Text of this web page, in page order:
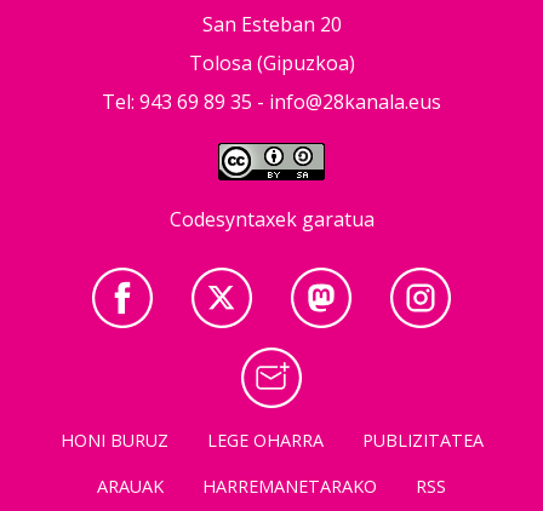
San Esteban 20
Tolosa (Gipuzkoa)
Tel: 943 69 89 35 - info@28kanala.eus
Codesyntaxek garatua
HONI BURUZ LEGE OHARRA
PUBLIZITATEA
ARAUAK
HARREMANETARAKO RSS